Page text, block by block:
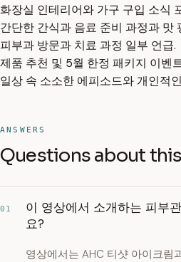
화장실 인테리어와 가구 구입 소식
간단한 간식과 음료 준비 과정과 맛
피부과 방문과 치료 과정 일부 언급.
제품 추천 및 5월 한정 패키지 이벤
일상 속 소소한 에피소드와 개인적
ANSWERS
Questions about
01
이 영상에서 소개하는 피부
요?
영상에서는 AHC 티샷 아이크림